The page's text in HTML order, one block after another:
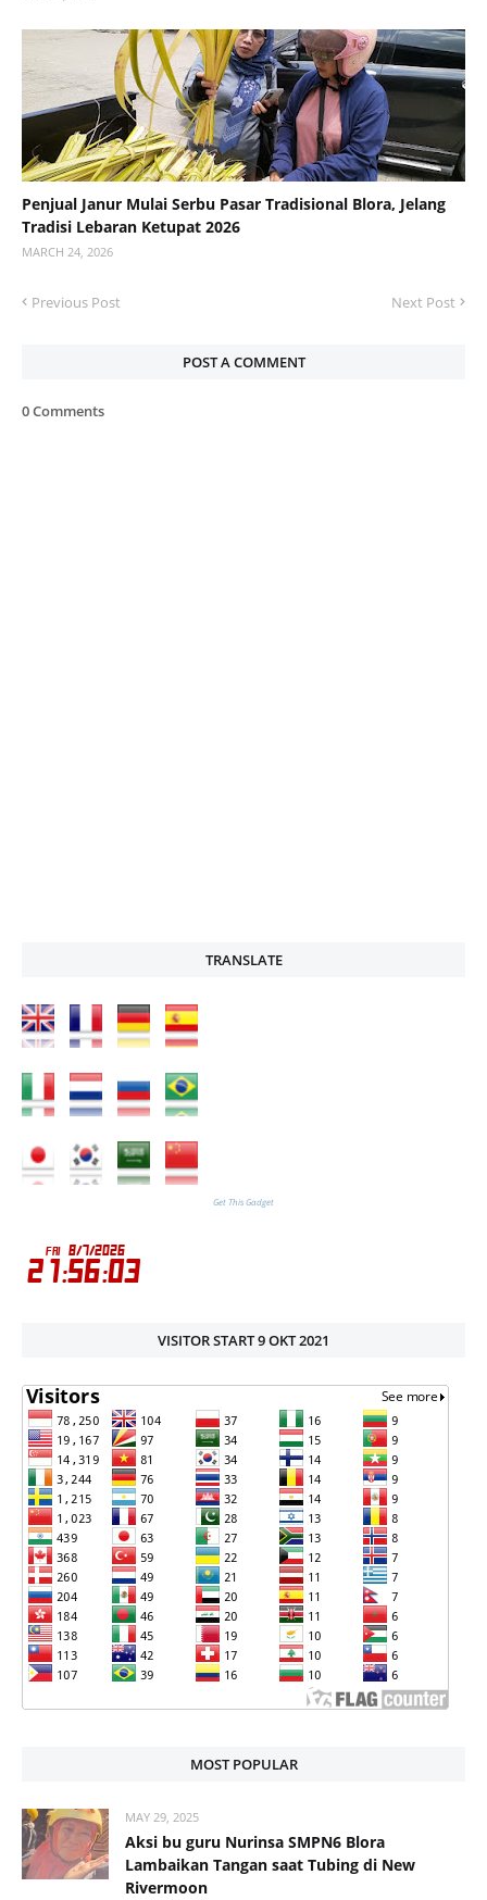
Penjual Janur Mulai Serbu Pasar Tradisional Blora, Jelang
Tradisi Lebaran Ketupat 2026
MARCH 24, 2026
Previous Post Next Post
POST A COMMENT
0 Comments
TRANSLATE
Get This Gadget
VISITOR START 9 OKT 2021
MOST POPULAR
MAY 29, 2025
Aksi bu guru Nurinsa SMPN6 Blora
Lambaikan Tangan saat Tubing di New
Rivermoon